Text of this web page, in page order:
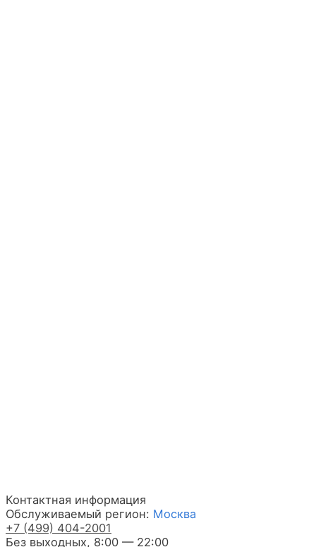
Контактная информация
Обслуживаемый регион: Москва
+7 (499) 404-2001
Без выходных, 8:00 — 22:00